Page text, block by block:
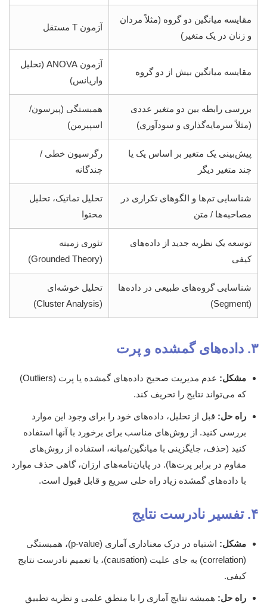
مقایسه میانگین دو گروه (مثلاً مردان
و زنان در یک متغیر)
آزمون T مستقل
مقایسه میانگین بیش از دو گروه
آزمون ANOVA (تحلیل
واریانس)
بررسی رابطه بین دو متغیر عددی
(مثلاً سرمایه‌گذاری و سودآوری)
همبستگی (پیرسون/
اسپیرمن)
پیش‌بینی یک متغیر بر اساس یک یا
چند متغیر دیگر
رگرسیون خطی /
چندگانه
شناسایی تم‌ها و الگوهای تکراری در
مصاحبه‌ها / متن
تحلیل تماتیک، تحلیل
محتوا
توسعه یک نظریه جدید از داده‌های
کیفی
تئوری زمینه
(Grounded Theory)
شناسایی گروه‌های طبیعی در داده‌ها
(Segment)
تحلیل خوشه‌ای
(Cluster Analysis)
۳. داده‌های گمشده و پرت
مشکل:
عدم مدیریت صحیح داده‌های گمشده یا پرت (Outliers)
که می‌تواند نتایج را تحریف کند.
راه حل: قبل از تحلیل، داده‌های خود را برای وجود این موارد
بررسی کنید. از روش‌های مناسب برای برخورد با آنها استفاده
کنید (حذف، جایگزینی با میانگین/میانه، استفاده از روش‌های
مقاوم در برابر پرت‌ها). در پایان‌نامه‌های ارزان، گاهی حذف موارد
با داده‌های گمشده زیاد راه حلی سریع و قابل قبول است.
۴. تفسیر نادرست نتایج
مشکل:
اشتباه در درک معناداری آماری (p-value)، همبستگی
(correlation) به جای علیت (causation)، یا تعمیم نادرست نتایج
کیفی.
راه حل: همیشه نتایج آماری را با منطق علمی و نظریه تطبیق